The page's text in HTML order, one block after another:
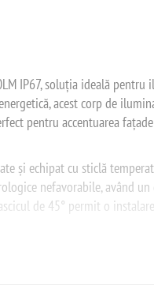
IP67, soluția ideală
acest corp de
pentru accentuarea
și echipat cu sticlă
nefavorabile, având un
de 45° permit o
ar fi clădiri comerciale,